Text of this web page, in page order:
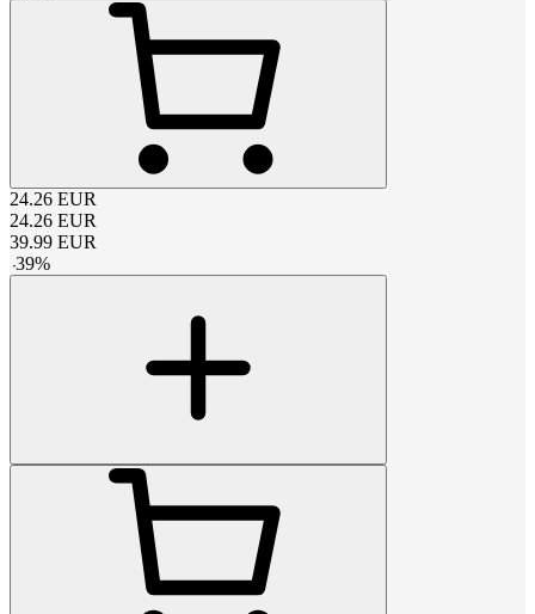
24.26 EUR
24.26 EUR
39.99 EUR
-39%